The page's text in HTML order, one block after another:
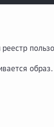
реестр
образ.